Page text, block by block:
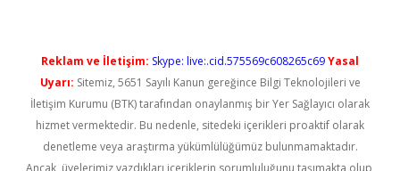
Reklam ve İletişim: Skype: live:.cid.575569c608265c69Yasal
Uyarı: Sitemiz, 5651 Sayılı Kanun gereğince Bilgi Teknolojileri ve
İletişim Kurumu (BTK) tarafından onaylanmış bir Yer Sağlayıcı olarak
hizmet vermektedir. Bu nedenle, sitedeki içerikleri proaktif olarak
denetleme veya araştırma yükümlülüğümüz bulunmamaktadır.
Ancak, üyelerimiz yazdıkları içeriklerin sorumluluğunu taşımakta olup,